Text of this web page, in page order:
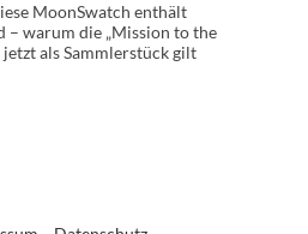
MoonSwatch enthält
– warum die „Mission to the
als Sammlerstück gilt